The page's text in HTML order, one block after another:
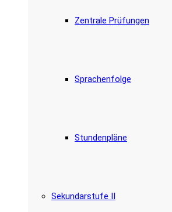
Zentrale Prüfungen
Sprachenfolge
Stundenpläne
Sekundarstufe II